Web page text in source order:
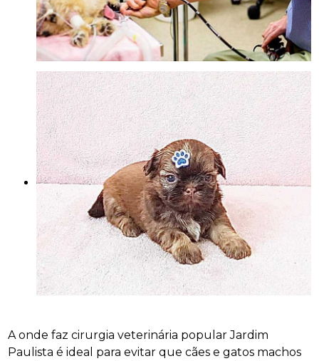
A onde faz cirurgia veterinária popular Jardim
Paulista é ideal para evitar que cães e gatos machos